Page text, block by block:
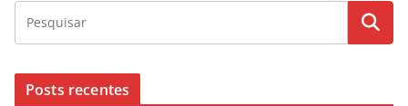
Posts recentes